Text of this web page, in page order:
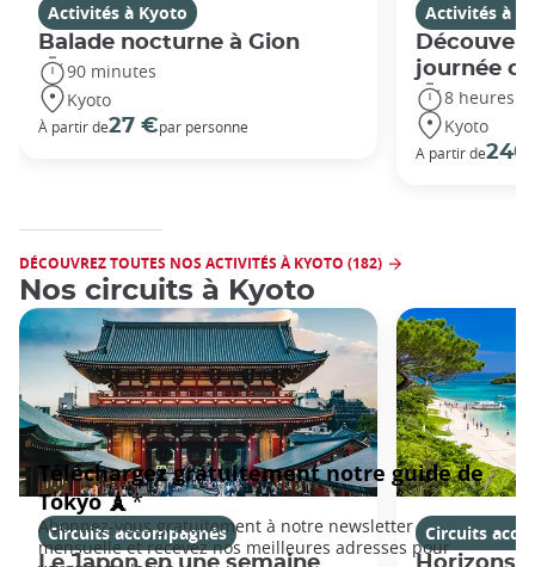
Activités à Kyoto
Balade nocturne à Gion
90 minutes
Kyoto
À partir de27 €par personne
Activités à
journée
8 heures
Kyoto
A partir de240
DÉCOUVREZ TOUTES NOS ACTIVITÉS À KYOTO (182)
Nos circuits à Kyoto
Circuits accompagnés
Circuits